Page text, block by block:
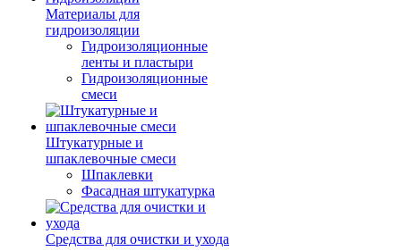
Материалы для
гидроизоляции
Гидроизоляционные
ленты и пластыри
Гидроизоляционные
смеси
Штукатурные и
шпаклевочные смеси
Шпаклевки
Фасадная штукатурка
Средства для очистки и ухода